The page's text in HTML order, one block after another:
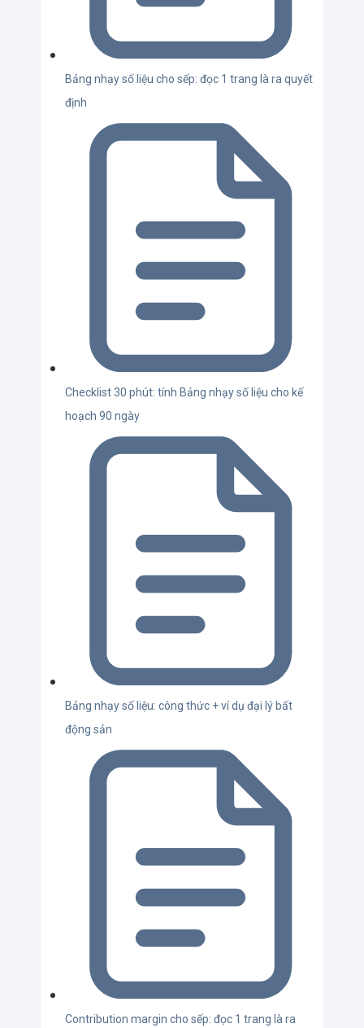
Bảng nhạy số liệu cho sếp: đọc 1 trang là ra quyết
định
Checklist 30 phút: tính Bảng nhạy số liệu cho kế
hoạch 90 ngày
Bảng nhạy số liệu: công thức + ví dụ đại lý bất
động sản
Contribution margin cho sếp: đọc 1 trang là ra